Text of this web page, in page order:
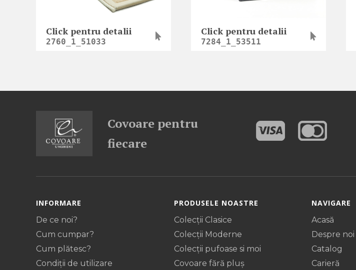
Click pentru detalii
2760_1_51033
Click pentru detalii
7284_1_53511
Covoare pentru
fiecare
INFORMARE
De ce noi?
Cum cumpar?
Cum plătesc?
Condiții de utilizare
PRODUSELE NOASTRE
Colecții Clasice
Colecții Moderne
Colecții pufoase si moi
Covoare fără pluș
NAVIGARE
Acasă
Despre noi
Catalog
Carieră